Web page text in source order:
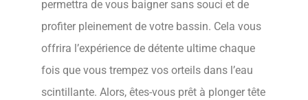
permettra de vous baigner sans souci et de
profiter pleinement de votre bassin. Cela vous
offrira l’expérience de détente ultime chaque
fois que vous trempez vos orteils dans l’eau
scintillante. Alors, êtes-vous prêt à plonger tête